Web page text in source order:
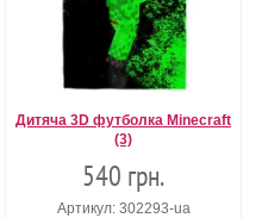
Дитяча 3D футболка Minecraft
(3)
540 грн.
Артикул: 302293-ua